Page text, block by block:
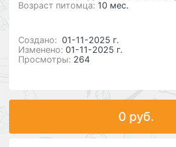
Возраст питомца: 10 мес.
Cоздано: 01-11-2025 г.
Изменено: 01-11-2025 г.
Просмотры: 264
0 руб.